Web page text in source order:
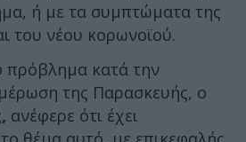
ή με τα συμπτώματα της
του νέου κορωνοϊού.
πρόβλημα κατά την
της Παρασκευής, ο
ανέφερε ότι έχει